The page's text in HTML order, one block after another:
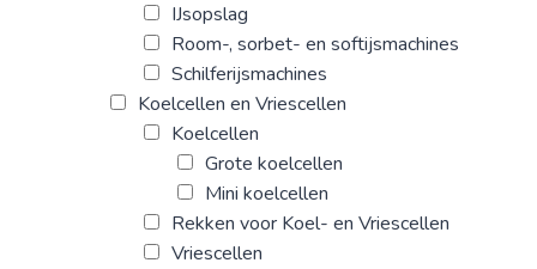
IJsopslag
Room-, sorbet- en softijsmachines
Schilferijsmachines
Koelcellen en Vriescellen
Koelcellen
Grote koelcellen
Mini koelcellen
Rekken voor Koel- en Vriescellen
Vriescellen